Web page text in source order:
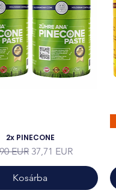
2x PINECONE
ár
EUR Akciós ár
37,71 EUR
Kosárba